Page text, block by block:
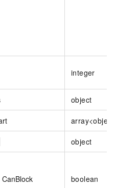
integer
object
object
CanBlock boolean